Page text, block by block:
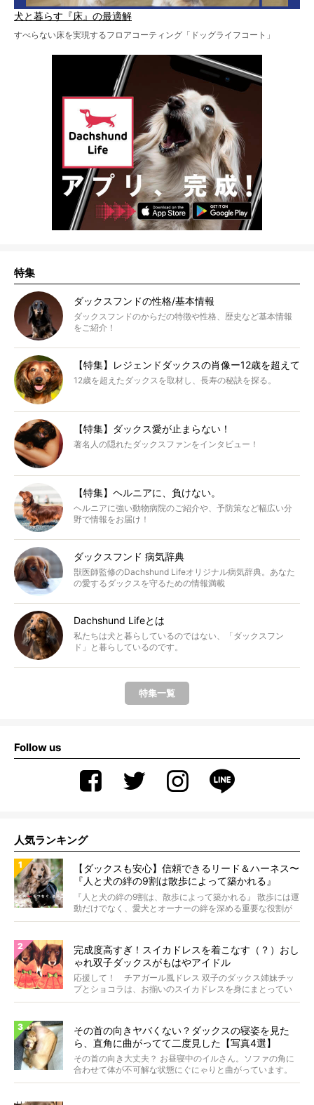
犬と暮らす『床』の最適解
すべらない床を実現するフロアコーティング「ドッグライフコート」
特集
ダックスフンドの性格/基本情報
ダックスフンドのからだの特徴や性格、歴史など基本情報
をご紹介！
【特集】レジェンドダックスの肖像ー12歳を超えて
12歳を超えたダックスを取材し、長寿の秘訣を探る。
【特集】ダックス愛が止まらない！
著名人の隠れたダックスファンをインタビュー！
【特集】ヘルニアに、負けない。
ヘルニアに強い動物病院のご紹介や、予防策など幅広い分
野で情報をお届け！
ダックスフンド 病気辞典
獣医師監修のDachshund Lifeオリジナル病気辞典。あなた
の愛するダックスを守るための情報満載
Dachshund Lifeとは
私たちは犬と暮らしているのではない、「ダックスフン
ド」と暮らしているのです。
特集一覧
Follow us
人気ランキング
【ダックスも安心】信頼できるリード＆ハーネス〜
『人と犬の絆の9割は散歩によって築かれる』
WOLFGANG MAN＆BEAST〜
『人と犬の絆の9割は、散歩によって築かれる』 散歩には運
動だけでなく、愛犬とオーナーの絆を深める重要な役割が
あ...
完成度高すぎ！スイカドレスを着こなす（？）おし
ゃれ双子ダックスがもはやアイドル
応援して！ チアガール風ドレス 双子のダックス姉妹チッ
プとショコラは、お揃いのスイカドレスを身にまとってい
ます...
その首の向きヤバくない？ダックスの寝姿を見た
ら、直角に曲がってて二度見した【写真4選】
その首の向き大丈夫？ お昼寝中のイルさん。ソファの角に
合わせて体が不可解な状態にぐにゃりと曲がっています。
&...